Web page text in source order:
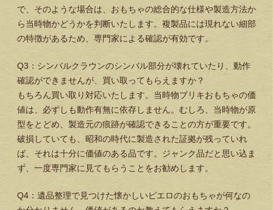
で、そのような場合は、おもちゃの総合的な仕様や製造方法か
ら当時物かどうかを判断いたします。複製品には現れない細部
の特徴があるため、専門家による確認が有効です。
Q3：シンバルクラウンのシンバル部分が壊れていたり、動作
確認ができませんが、買い取ってもらえますか？
もちろん買い取り対応いたします。当時物ブリキおもちゃの価
値は、必ずしも動作有無に依存しません。むしろ、当時物が原
型をとどめ、製造元の痕跡が確認できることの方が重要です。
破損していても、昭和の時代に製造された証拠が残っていれ
ば、それは十分に価値のある品です。ジャンク品だと思い込ま
ず、一度専門家に見てもらうことをお勧めします。
Q4：遺品整理で見つけた懐かしいピエロのおもちゃが何なの